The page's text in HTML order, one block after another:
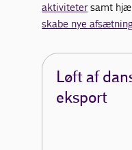
aktivitetersamt
skabe nye
Løft af
eksport